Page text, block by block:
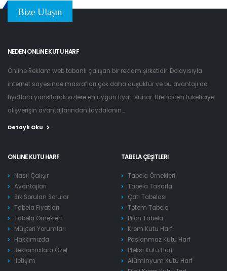
Bize Ulaşın
NEDEN ONLINE KUTU HARF
Online Reklam web tabanlı çalışan bir reklam şirketidir. Dolayısıyla
internet sayesinde masrafları çok daha düşüktür ve bu avantajı da
fiyatlara yansıtarak sizlere en uygun fiyatı sunar. Üreticiden tüketiciye
alışverişin avantajlarından faydalanın...
Detaylı Oku
ONLINE KUTU HARF
Nasıl Çalışır
Avantajları
Sık Sorulan Sorular
Tabela Fiyatları
Tabela Örnekleri
Müşteri Yorumları
Hakkımızda
Reklamcılara Özel
İletişim
TABELA ÇEŞITLERI
Tabela Örnekleri
Tabela Tasarla
Çatı Tabelası
Totem Tabela
Pilon Tabela
Krom Kutu Harf
Paslanmaz Kutu Harf
Pleksi Kutu Harf
Alüminyum Kutu Harf